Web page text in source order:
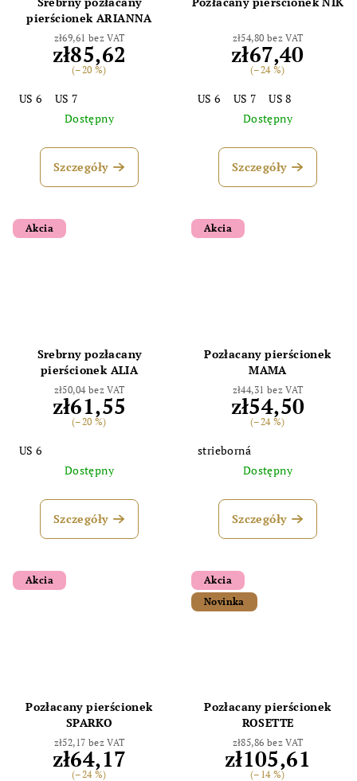
pierścionek ARIANNA
zł69,61 bez VAT
zł85,62
(–20 %)
US 6
US 7
Dostępny
Szczegóły
zł54,80 bez VAT
zł67,40
(–24 %)
US 6 US 7
US 8
Dostępny
Szczegóły
Akcia
Srebrny pozłacany
pierścionek ALIA
zł50,04 bez VAT
zł61,55
(–20 %)
US 6
Dostępny
Szczegóły
Akcia
Pozłacany pierścionek
MAMA
zł44,31 bez VAT
zł54,50
(–24 %)
strieborná
Dostępny
Szczegóły
Akcia
Pozłacany pierścionek
SPARKO
zł52,17 bez VAT
zł64,17
(–24 %)
Akcia
Novinka
Pozłacany pierścionek
ROSETTE
zł85,86 bez VAT
zł105,61
(–14 %)